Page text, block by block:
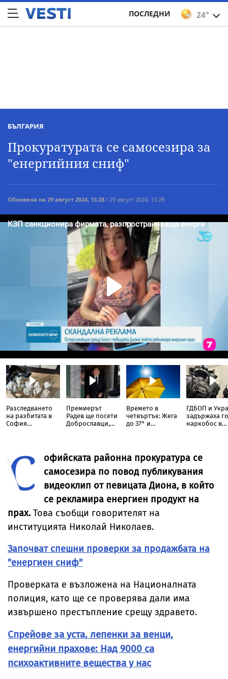
24°
ПОСЛЕДНИ
БЪЛГАРИЯ
Прокуратурата се самосезира за
"енергийния сниф"
Обновена на 29 август 2024, 13:28 / 29 август 2024, 13:28
Разследването
на разбитата в
София
Премиерът
Радев ще посети
Доброславци,
индустриален
парк
Времето в
четвъртък: Жега
до 37° и
ГДБОП и
задържаха
наркобос в
С
офийската районна прокуратура се
самосезира по повод публикувания
видеоклип от певицата Диона, в който
се рекламира енергиен продукт на
прах.Това съобщи говорителят на
институцията Николай Николаев.
Започват спешни проверки за продажбата на
"енергиен сниф"
Проверката е възложена на Националната
полиция, като ще се проверява дали има
извършено престъпление срещу здравето.
Спрейове за уста, лепенки за венци,
енергийни прахове: Над 9000 са
психоактивните вещества у нас